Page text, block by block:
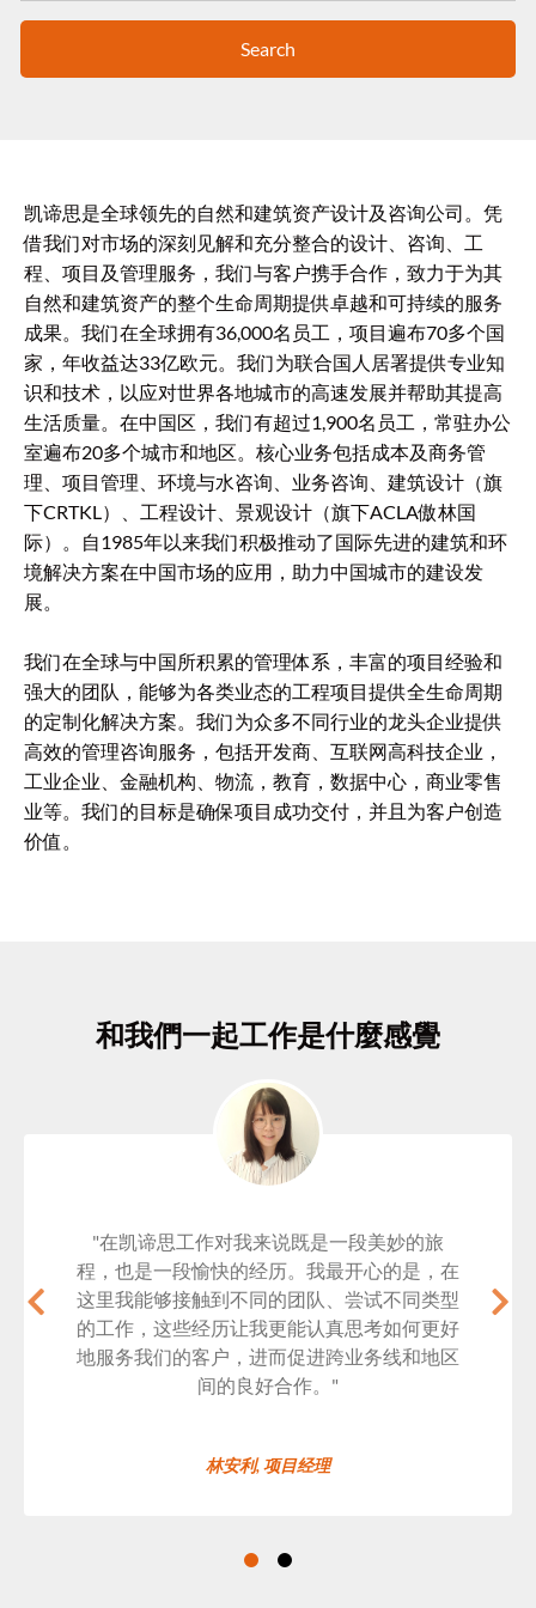
Search
凯谛思是全球领先的自然和建筑资产设计及咨询公司。凭
借我们对市场的深刻见解和充分整合的设计、咨询、工
程、项目及管理服务，我们与客户携手合作，致力于为其
自然和建筑资产的整个生命周期提供卓越和可持续的服务
成果。我们在全球拥有36,000名员工，项目遍布70多个国
家，年收益达33亿欧元。我们为联合国人居署提供专业知
识和技术，以应对世界各地城市的高速发展并帮助其提高
生活质量。在中国区，我们有超过1,900名员工，常驻办公
室遍布20多个城市和地区。核心业务包括成本及商务管
理、项目管理、环境与水咨询、业务咨询、建筑设计（旗
下CRTKL）、工程设计、景观设计（旗下ACLA傲林国
际）。自1985年以来我们积极推动了国际先进的建筑和环
境解决方案在中国市场的应用，助力中国城市的建设发
展。
我们在全球与中国所积累的管理体系，丰富的项目经验和
强大的团队，能够为各类业态的工程项目提供全生命周期
的定制化解决方案。我们为众多不同行业的龙头企业提供
高效的管理咨询服务，包括开发商、互联网高科技企业，
工业企业、金融机构、物流，教育，数据中心，商业零售
业等。我们的目标是确保项目成功交付，并且为客户创造
价值。
和我們一起工作是什麼感覺
"在凯谛思工作对我来说既是一段美妙的旅
程，也是一段愉快的经历。我最开心的是，在
这里我能够接触到不同的团队、尝试不同类型
的工作，这些经历让我更能认真思考如何更好
地服务我们的客户，进而促进跨业务线和地区
间的良好合作。"
林安利, 项目经理